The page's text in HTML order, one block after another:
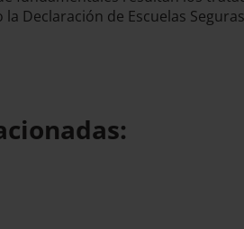
Declaración de Escuelas